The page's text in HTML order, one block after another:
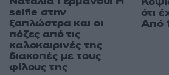
selfie στην
ξαπλώστρα και οι
πόζες από τις
καλοκαιρινές της
διακοπές με τους
φίλους της
ότι
Από